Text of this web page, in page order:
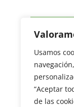
Usamos
“Aceptar
de las
Revista
C/
Tel: